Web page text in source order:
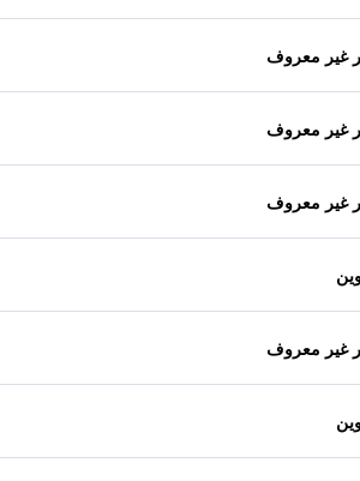
غير معروف
غير معروف
غير معروف
غير معروف